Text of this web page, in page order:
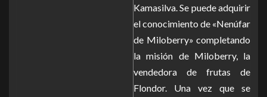
Kamasilva. Se puede adquirir
el conocimiento de «Nenúfar
de Miloberry» completando
la misión de Miloberry, la
vendedora de frutas de
Flondor. Una vez que se